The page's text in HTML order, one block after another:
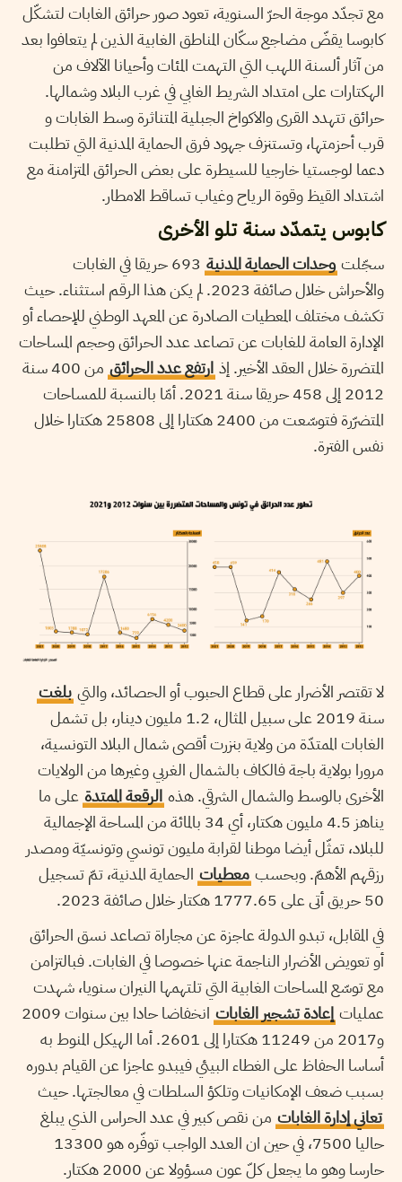
مع تجدّد موجة الحرّ السنوية، تعود صور حرائق الغابات لتشكّل
كابوسا يقضّ مضاجع سكّان المناطق الغابية الذين لم يتعافوا بعد
من آثار ألسنة اللهب التي التهمت المئات وأحيانا الآلاف من
الهكتارات على امتداد الشريط الغابي في غرب البلاد وشمالها.
حرائق تتهدد القرى والاكواخ الجبلية المتناثرة وسط الغابات و
قرب أحزمتها، وتستنزف جهود فرق الحماية المدنية التي تطلبت
دعما لوجستيا خارجيا للسيطرة على بعض الحرائق المتزامنة مع
اشتداد القيظ وقوة الرياح وغياب تساقط الامطار.
كابوس يتمدّد سنة تلو الأخرى
سجّلت وحدات الحماية المدنية
693 حريقا في الغابات
والأحراش خلال صائفة 2023. لم يكن هذا الرقم استثناء. حيث
تكشف مختلف المعطيات الصادرة عن المعهد الوطني للإحصاء أو
الإدارة العامة للغابات عن تصاعد عدد الحرائق وحجم المساحات
المتضررة خلال العقد الأخير. إذ ارتفع عدد الحرائق
من 400 سنة
2012 إلى 458 حريقا سنة 2021. أمّا بالنسبة للمساحات
المتضرّرة فتوسّعت من 2400 هكتارا إلى 25808 هكتارا خلال
نفس الفترة.
لا تقتصر الأضرار على قطاع الحبوب أو الحصائد، والتي بلغت
سنة 2019 على سبيل المثال، 1.2 مليون دينار، بل تشمل
الغابات الممتدّة من ولاية بنزرت أقصى شمال البلاد التونسية،
مرورا بولاية باجة فالكاف بالشمال الغربي وغيرها من الولايات
الأخرى بالوسط والشمال الشرقي. هذه الرقعة الممتدة على ما
يناهز 4.5 مليون هكتار، أي 34 بالمائة من المساحة الإجمالية
للبلاد، تمثّل أيضا موطنا لقرابة مليون تونسي وتونسيّة ومصدر
رزقهم الأهمّ. وبحسب معطيات الحماية المدنية، تمّ تسجيل
50 حريق أتى على 1777.65 هكتار خلال صائفة 2023.
في المقابل، تبدو الدولة عاجزة عن مجاراة تصاعد نسق الحرائق
أو تعويض الأضرار الناجمة عنها خصوصا في الغابات. فبالتزامن
مع توسّع المساحات الغابية التي تلتهمها النيران سنويا، شهدت
عمليات إعادة تشجير الغابات
انخفاضا حادا بين سنوات 2009
و2017 من 11249 هكتارا إلى 2601. أما الهيكل المنوط به
أساسا الحفاظ على الغطاء البيئي فيبدو عاجزا عن القيام بدوره
بسبب ضعف الإمكانيات وتلكؤ السلطات في معالجتها. حيث
تعاني إدارة الغابات من نقص كبير في عدد الحراس الذي يبلغ
حاليا 7500، في حين ان العدد الواجب توفّره هو 13300
حارسا وهو ما يجعل كلّ عون مسؤولا عن 2000 هكتار.